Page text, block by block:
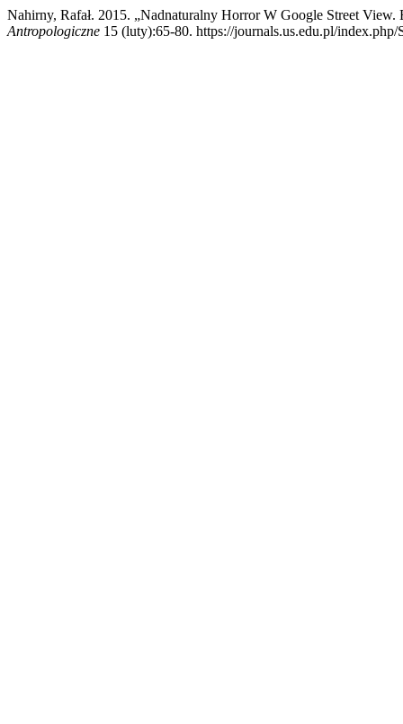
Nahirny, Rafał. 2015. „Nadnaturalny Horror W Google Street
Antropologiczne 15 (luty):65-80. https://journals.us.edu.pl/